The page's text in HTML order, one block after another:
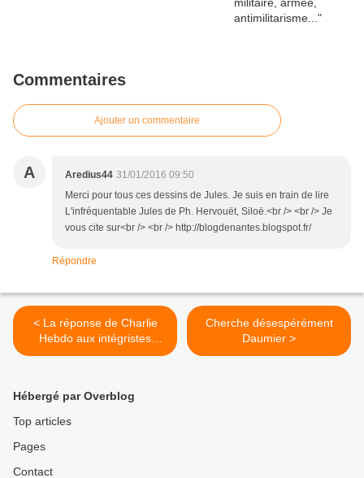
Commentaires
Ajouter un commentaire
A Aredius44 31/01/2016 09:50
Merci pour tous ces dessins de Jules. Je suis en train de lire
L'infréquentable Jules de Ph. Hervouët, Siloë.<br /> <br /> Je
vous cite sur<br /> <br /> http://blogdenantes.blogspot.fr/
Répondre
< La réponse de Charlie
Hebdo aux intégristes
islamistes...
Cherche désespérément
Daumier >
Hébergé par Overblog
Top articles
Pages
Contact